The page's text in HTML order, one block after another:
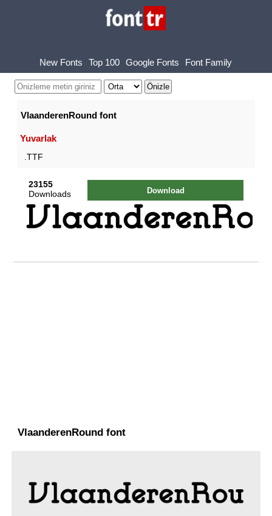
New Fonts Top 100 Google Fonts Font Family
VlaanderenRound font
Yuvarlak
.TTF
23155
Downloads
Download
VlaanderenRound font